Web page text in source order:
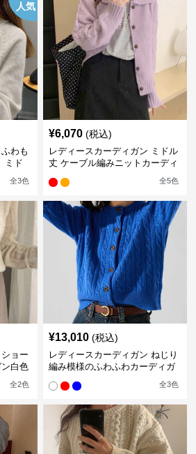
人気
わも
ミド
全3色
¥6,070 (税込)
レディースカーディガン ミドル
丈 ケーブル編みニットカーディ
全5色
ョー
白色
全2色
¥13,010 (税込)
レディースカーディガン ねじり
編み模様のふわふわカーディガ
全3色